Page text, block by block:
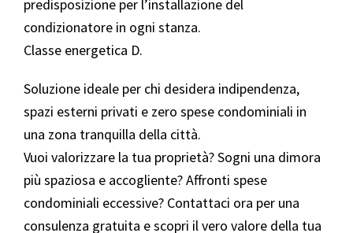
predisposizione per l’installazione del
condizionatore in ogni stanza.
Classe energetica D.
Soluzione ideale per chi desidera indipendenza,
spazi esterni privati e zero spese condominiali in
una zona tranquilla della città.
Vuoi valorizzare la tua proprietà? Sogni una dimora
più spaziosa e accogliente? Affronti spese
condominiali eccessive? Contattaci ora per una
consulenza gratuita e scopri il vero valore della tua